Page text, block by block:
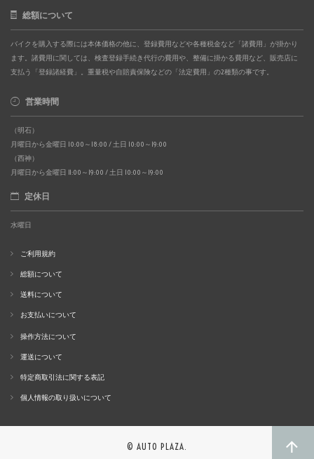
総額について
バイクを購入する際には本体価格の他に、登録費用などや各種税金など「諸費用」が掛かり
ます。諸費用に関しては、検査登録手続き代行の費用や、整備に掛かる費用など、販売店に
支払う「登録諸経費」。重量税や自賠責保険などの「法定費用」の2種類の事です。
営業時間
（明石）
月曜日から金曜日 10:00～18:00 / 土日 10:00～19:00
（西神）
月曜日から金曜日 11:00～19:00 / 土日 10:00～19:00
定休日
水曜日
ご利用規約
総額について
送料について
お支払いについて
操作方法について
運送について
特定商取引法に関する表記
個人情報の取り扱いについて
© AUTO PLAZA.